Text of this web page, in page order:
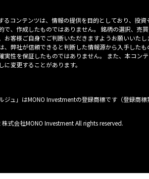
るコンテンツは、情報の提供を目的としており、投資
で、作成したものではありません。 銘柄の選択、売
お客様ご自身でご判断いただきますようお願いいたし
、弊社が信頼できると判断した情報源から入手したも
実性を保証したものではありません。 また、本コン
に変更することがあります。
ジュ」はMONO Investmentの登録商標です（登録商標
式会社MONO Investment All rights reserved.